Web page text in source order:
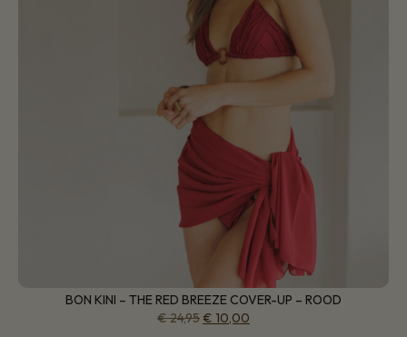
BON KINI – THE RED BREEZE COVER-UP – ROOD
€24,95 € 10,00